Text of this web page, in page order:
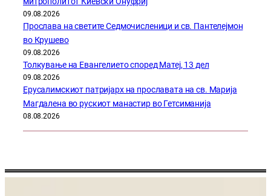
09.08.2026
Прослава на светите Седмочисленици и св. Пантелејмон
во Крушево
09.08.2026
Толкување на Евангелието според Матеј, 13 дел
09.08.2026
Ерусалимскиот патријарх на прославата на св. Марија
Магдалена во рускиот манастир во Гетсиманија
08.08.2026